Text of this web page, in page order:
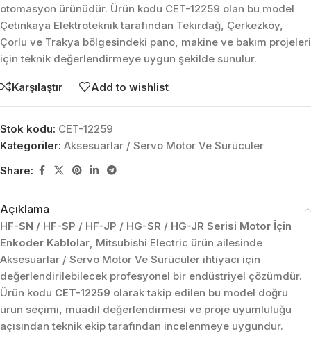
otomasyon ürünüdür. Ürün kodu CET-12259 olan bu model
Çetinkaya Elektroteknik tarafından Tekirdağ, Çerkezköy,
Çorlu ve Trakya bölgesindeki pano, makine ve bakım projeleri
için teknik değerlendirmeye uygun şekilde sunulur.
Karşılaştır Add to wishlist
Stok kodu: CET-12259
Kategoriler: Aksesuarlar / Servo Motor Ve Sürücüler
Share:
Açıklama
HF-SN / HF-SP / HF-JP / HG-SR / HG-JR Serisi Motor İçin
Enkoder Kablolar, Mitsubishi Electric ürün ailesinde
Aksesuarlar / Servo Motor Ve Sürücüler ihtiyacı için
değerlendirilebilecek profesyonel bir endüstriyel çözümdür.
Ürün kodu CET-12259 olarak takip edilen bu model doğru
ürün seçimi, muadil değerlendirmesi ve proje uyumluluğu
açısından teknik ekip tarafından incelenmeye uygundur.